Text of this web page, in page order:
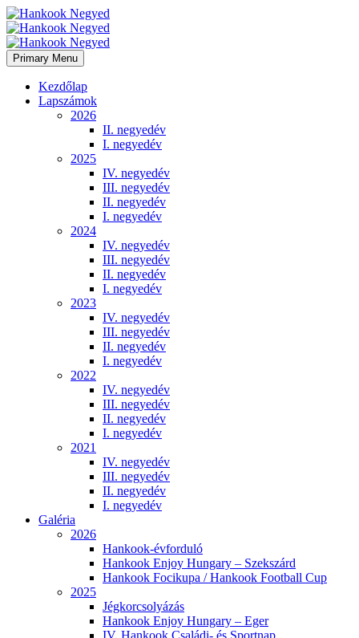
Primary Menu
Kezdőlap
Lapszámok
2026
II. negyedév
I. negyedév
2025
IV. negyedév
III. negyedév
II. negyedév
I. negyedév
2024
IV. negyedév
III. negyedév
II. negyedév
I. negyedév
2023
IV. negyedév
III. negyedév
II. negyedév
I. negyedév
2022
IV. negyedév
III. negyedév
II. negyedév
I. negyedév
2021
IV. negyedév
III. negyedév
II. negyedév
I. negyedév
Galéria
2026
Hankook-évforduló
Hankook Enjoy Hungary – Szekszárd
Hankook Focikupa / Hankook Football Cup
2025
Jégkorcsolyázás
Hankook Enjoy Hungary – Eger
IV. Hankook Családi- és Sportnap